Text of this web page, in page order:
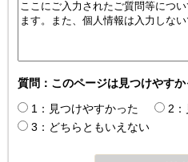
質問：このページは見つけやすか
1：見つけやすかった
2：
3：どちらともいえない